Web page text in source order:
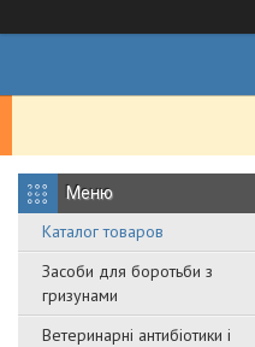
Каталог товаров
Засоби для боротьби з
гризунами
Ветеринарні антибіотики і